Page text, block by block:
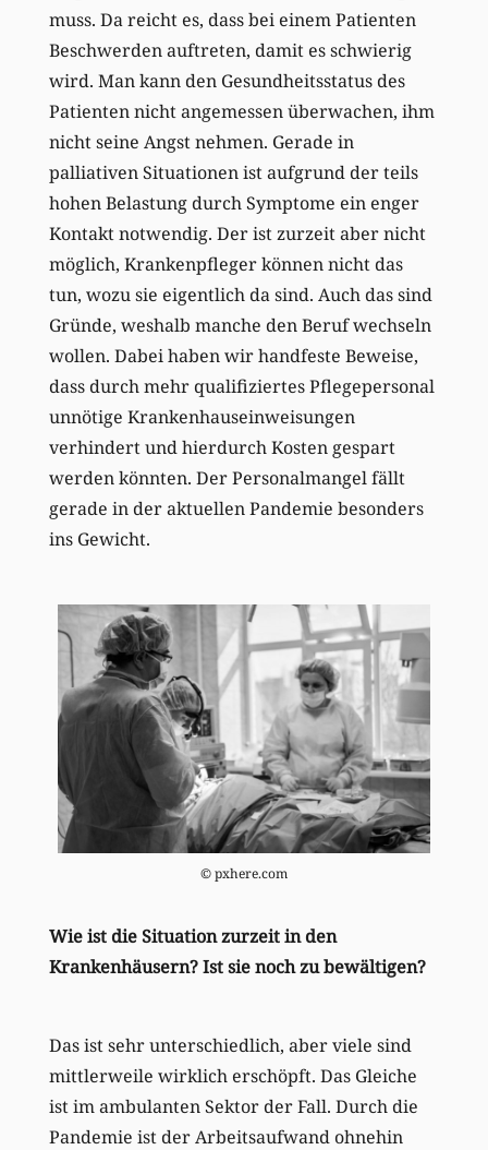
muss. Da reicht es, dass bei einem Patienten
Beschwerden auftreten, damit es schwierig
wird. Man kann den Gesundheitsstatus des
Patienten nicht angemessen überwachen, ihm
nicht seine Angst nehmen. Gerade in
palliativen Situationen ist aufgrund der teils
hohen Belastung durch Symptome ein enger
Kontakt notwendig. Der ist zurzeit aber nicht
möglich, Krankenpfleger können nicht das
tun, wozu sie eigentlich da sind. Auch das sind
Gründe, weshalb manche den Beruf wechseln
wollen. Dabei haben wir handfeste Beweise,
dass durch mehr qualifiziertes Pflegepersonal
unnötige Krankenhauseinweisungen
verhindert und hierdurch Kosten gespart
werden könnten. Der Personalmangel fällt
gerade in der aktuellen Pandemie besonders
ins Gewicht.
© pxhere.com
Wie ist die Situation zurzeit in den
Krankenhäusern? Ist sie noch zu bewältigen?
Das ist sehr unterschiedlich, aber viele sind
mittlerweile wirklich erschöpft. Das Gleiche
ist im ambulanten Sektor der Fall. Durch die
Pandemie ist der Arbeitsaufwand ohnehin